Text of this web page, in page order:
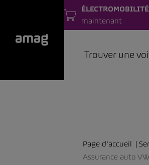
ÉLECTROMOBILITÉ
maintenant
Trouver une
Page d’accueil
Assurance auto